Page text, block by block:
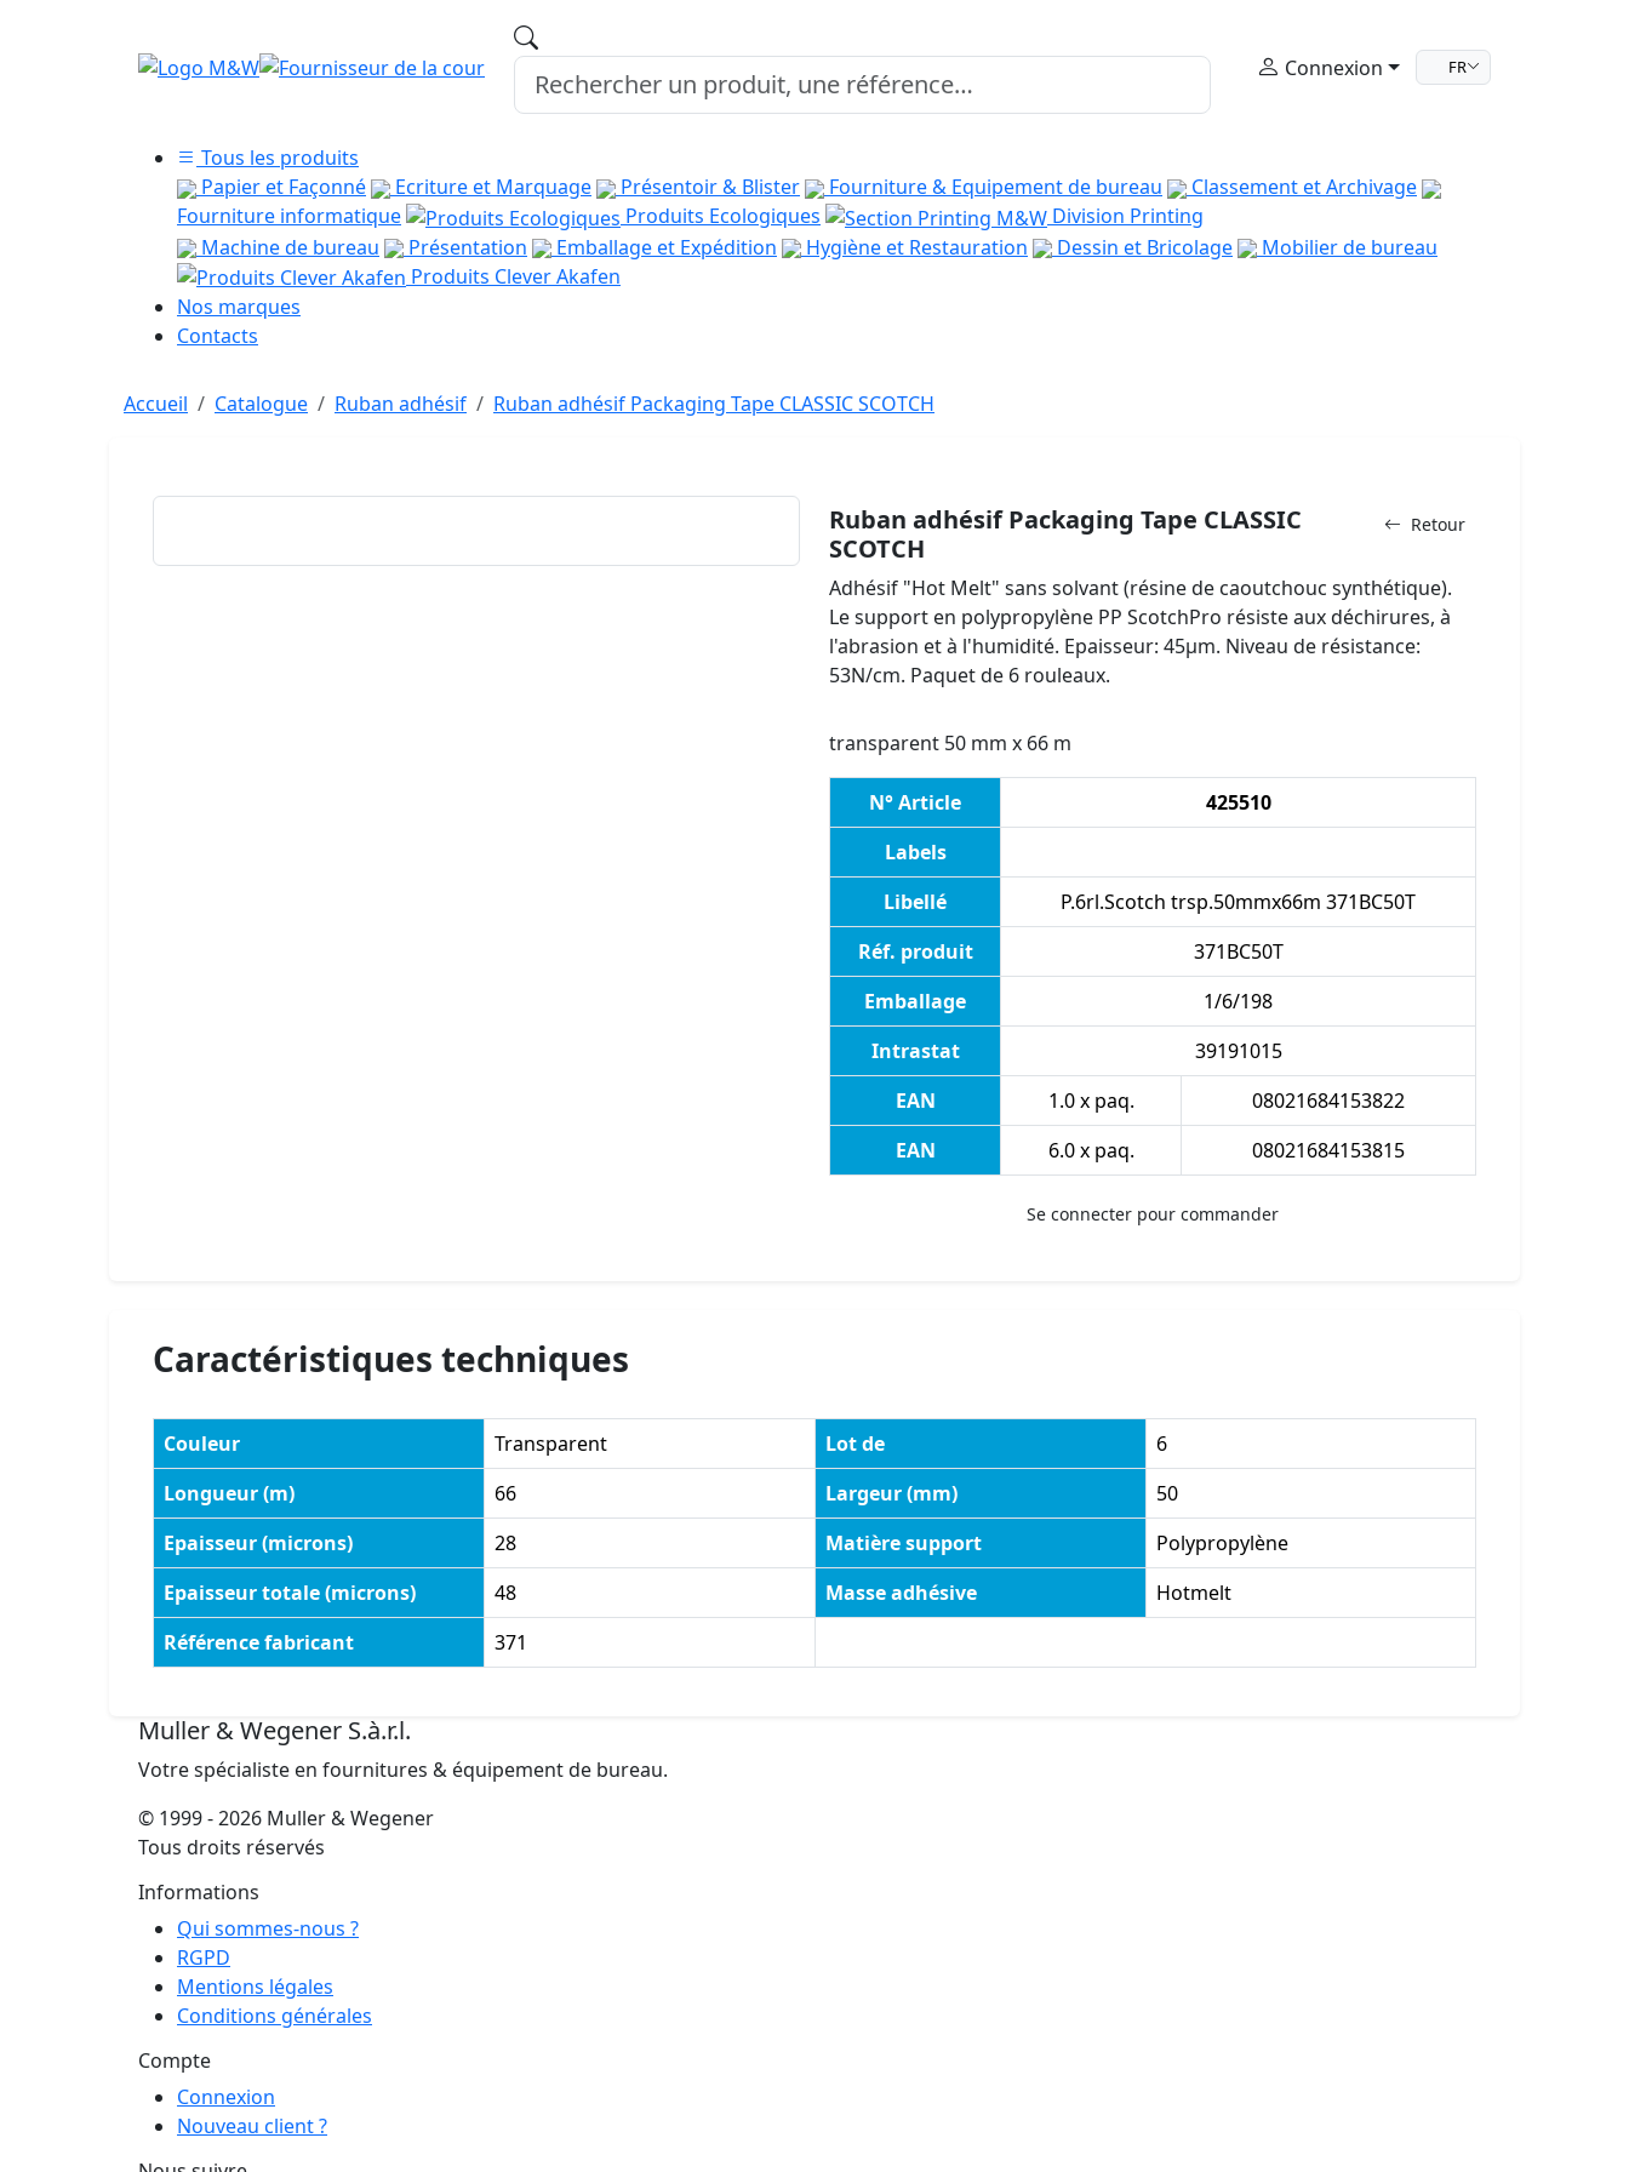
Connexion FR
Tous les produits
Papier et Façonné
Ecriture et Marquage Présentoir & Blister Fourniture & Equipement de bureau
Classement et Archivage
Fourniture informatique
Produits Ecologiques
Division Printing
Machine de bureau
Présentation Emballage et Expédition Hygiène et Restauration Dessin et Bricolage
Mobilier de bureau
Produits Clever Akafen
Nos marques
Contacts
Accueil Catalogue Ruban adhésif Ruban adhésif Packaging Tape CLASSIC SCOTCH
Retour
Ruban adhésif Packaging Tape CLASSIC
SCOTCH
Adhésif "Hot Melt" sans solvant (résine de caoutchouc synthétique).
Le support en polypropylène PP ScotchPro résiste aux déchirures, à
l'abrasion et à l'humidité. Epaisseur: 45µm. Niveau de résistance:
53N/cm. Paquet de 6 rouleaux.
transparent 50 mm x 66 m
N° Article
425510
Labels
Libellé
P.6rl.Scotch trsp.50mmx66m 371BC50T
Réf. produit
371BC50T
Emballage
1/6/198
Intrastat
39191015
EAN
1.0 x paq.
08021684153822
EAN
6.0 x paq. 08021684153815
Se connecter pour commander
Caractéristiques techniques
Couleur Transparent Lot de
6
Longueur (m)
66 Largeur (mm)
50
Epaisseur (microns)
28 Matière support
Polypropylène
Epaisseur totale (microns)
48 Masse adhésive
Hotmelt
Référence fabricant
371
Muller & Wegener S.à.r.l.
Votre spécialiste en fournitures & équipement de bureau.
© 1999 - 2026 Muller & Wegener
Tous droits réservés
Informations
Qui sommes-nous ?
RGPD
Mentions légales
Conditions générales
Compte
Connexion
Nouveau client ?